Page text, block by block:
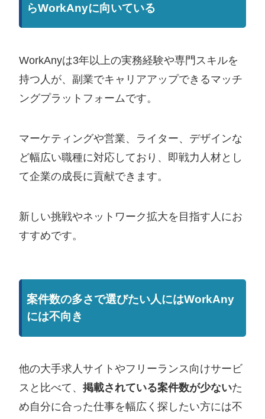
らWorkAnyに向いている
WorkAnyは3年以上の実務経験や専門スキルを
持つ人が、副業でキャリアアップできるマッチ
ングプラットフォームです。
マーケティングや営業、ライター、デザインな
ど幅広い職種に対応しており、即戦力人材とし
て企業の成長に貢献できます。
新しい挑戦やネットワーク拡大を目指す人にお
すすめです。
案件数の多さで選びたい人にはWorkAny
には不向き
他の大手求人サイトやフリーランス向けサービ
スと比べて、掲載されている案件数が少ないた
め自分に合った仕事を幅広く探したい方には不